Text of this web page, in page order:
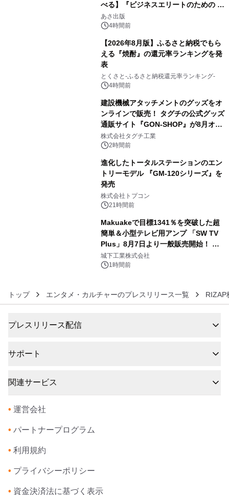
べる】『ビジネスエリートのための 教
養としての蕎麦』2026年8月25日
（火）発売
あさ出版
4時間前
【2026年8月版】ふるさと納税でもら
える『焼酎』の還元率ランキングを発
表
とくさと-ふるさと納税還元率ランキング-
4時間前
建設機械アタッチメントのグッズをオ
ンラインで販売！ タグチの公式グッズ
通販サイト『GON-SHOP』が8月オー
プン
株式会社タグチ工業
2時間前
進化したトータルステーションのエン
トリーモデル 『GM-120シリーズ』を
発売
株式会社トプコン
21時間前
Makuakeで目標1341％を突破した超
簡単＆小型テレビ用アンプ 「SW TV
Plus」8月7日より一般販売開始！ ケ
ーブル1本つなぐだけ、テレビの音が
ぐっと豊かに
城下工業株式会社
1時間前
トップ エンタメ・カルチャーのプレスリリース一覧 RIZAP
プレスリリース配信
サポート
関連サービス
• 運営会社
• パートナープログラム
• 利用規約
• プライバシーポリシー
• 資金決済法に基づく表示